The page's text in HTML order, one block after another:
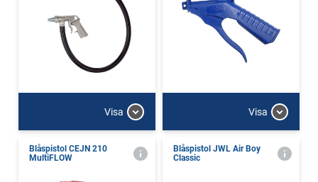
Visa Visa
Blåspistol CEJN 210
MultiFLOW
Blåspistol JWL Air Boy
Classic